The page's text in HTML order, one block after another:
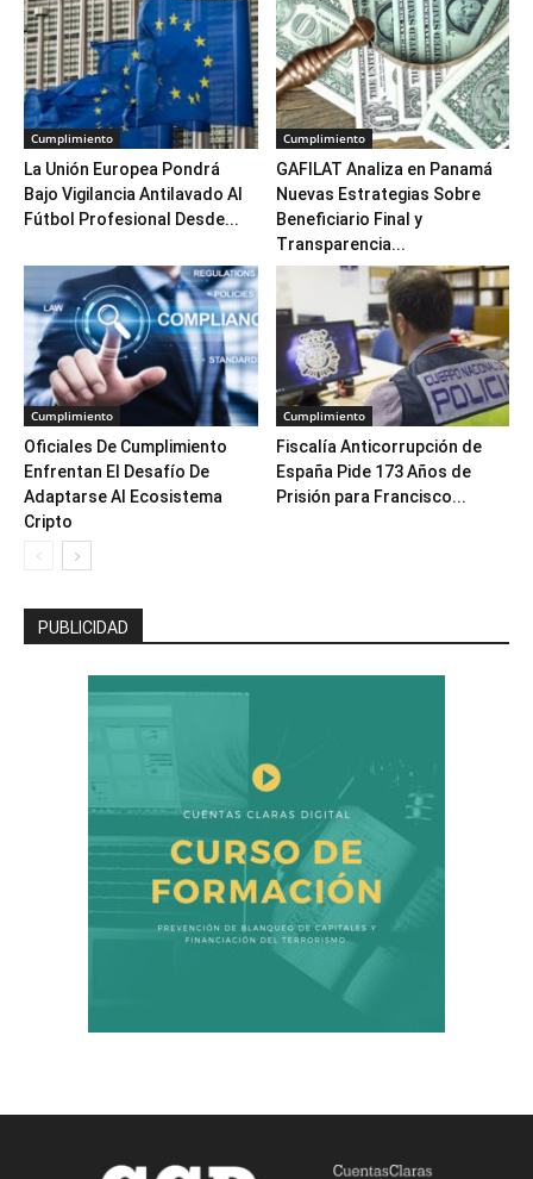
Cumplimiento
La Unión Europea Pondrá
Bajo Vigilancia Antilavado Al
Fútbol Profesional Desde...
Cumplimiento
GAFILAT Analiza en Panamá
Nuevas Estrategias Sobre
Beneficiario Final y
Transparencia...
Cumplimiento
Oficiales De Cumplimiento
Enfrentan El Desafío De
Adaptarse Al Ecosistema
Cripto
Cumplimiento
Fiscalía Anticorrupción de
España Pide 173 Años de
Prisión para Francisco...
PUBLICIDAD